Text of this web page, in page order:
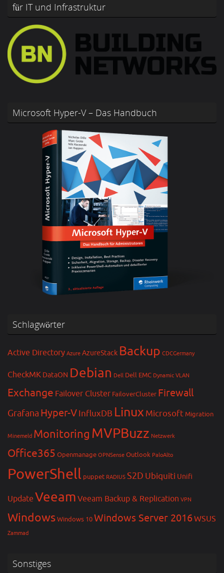
für IT und Infrastruktur
Microsoft Hyper-V – Das Handbuch
Schlagwörter
Active Directory Azure AzureStack Backup CDCGermany
CheckMK DataON Debian Dell Dell EMC Dynamic VLAN
Exchange Failover Cluster FailoverCluster Firewall
Grafana Hyper-VInfluxDB Linux Microsoft Migration
Minemeld Monitoring MVPBuzz Netzwerk
Office365 Openmanage OPNSense Outlook PaloAlto
PowerShell puppet RADIUS S2D Ubiquiti Unifi
Update Veeam Veeam Backup & Replication VPN
WindowsWindows 10Windows Server 2016WSUS
Zammad
Sonstiges